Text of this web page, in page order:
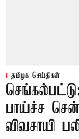
தமிழக செய்திகள்
பாய்ச்ச
விவசாயி